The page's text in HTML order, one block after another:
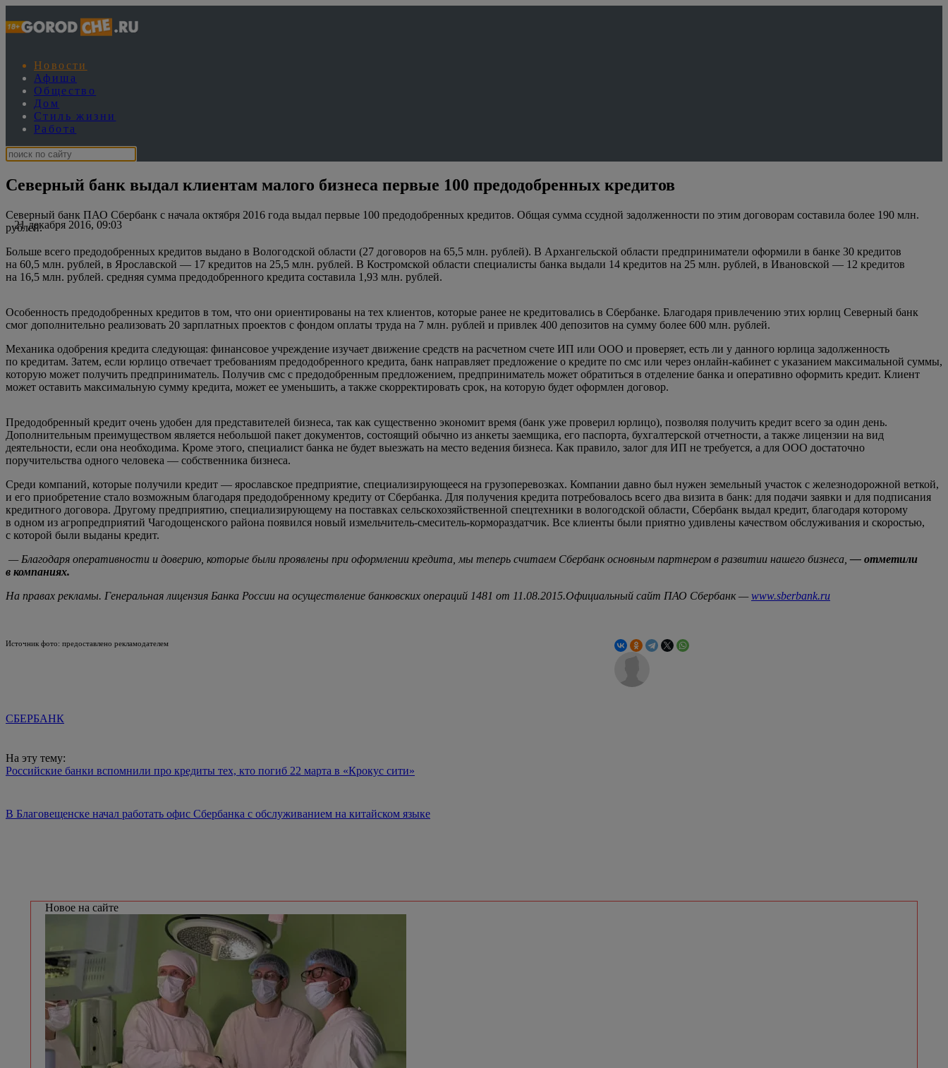
Новости
Афиша
Общество
Дом
Стиль жизни
Работа
Северный банк выдал клиентам малого бизнеса первые 100 предодобренных кредитов
21 декабря 2016, 09:03
Северный банк ПАО Сбербанк с начала октября 2016 года выдал первые 100 предодобренных кредитов. Общая сумма ссудной задолженности по этим договорам составила более 190 млн.
рублей.
Больше всего предодобренных кредитов выдано в Вологодской области (27 договоров на 65,5 млн. рублей). В Архангельской области предприниматели оформили в банке 30 кредитов
на 60,5 млн. рублей, в Ярославской — 17 кредитов на 25,5 млн. рублей. В Костромской области специалисты банка выдали 14 кредитов на 25 млн. рублей, в Ивановской — 12 кредитов
на 16,5 млн. рублей. средняя сумма предодобренного кредита составила 1,93 млн. рублей.
Особенность предодобренных кредитов в том, что они ориентированы на тех клиентов, которые ранее не кредитовались в Сбербанке. Благодаря привлечению этих юрлиц Северный банк
смог дополнительно реализовать 20 зарплатных проектов с фондом оплаты труда на 7 млн. рублей и привлек 400 депозитов на сумму более 600 млн. рублей.
Механика одобрения кредита следующая: финансовое учреждение изучает движение средств на расчетном счете ИП или ООО и проверяет, есть ли у данного юрлица задолженность
по кредитам. Затем, если юрлицо отвечает требованиям предодобренного кредита, банк направляет предложение о кредите по смс или через онлайн-кабинет с указанием максимальной суммы,
которую может получить предприниматель. Получив смс с предодобренным предложением, предприниматель может обратиться в отделение банка и оперативно оформить кредит. Клиент
может оставить максимальную сумму кредита, может ее уменьшить, а также скорректировать срок, на которую будет оформлен договор.
Предодобренный кредит очень удобен для представителей бизнеса, так как существенно экономит время (банк уже проверил юрлицо), позволяя получить кредит всего за один день.
Дополнительным преимуществом является небольшой пакет документов, состоящий обычно из анкеты заемщика, его паспорта, бухгалтерской отчетности, а также лицензии на вид
деятельности, если она необходима. Кроме этого, специалист банка не будет выезжать на место ведения бизнеса. Как правило, залог для ИП не требуется, а для ООО достаточно
поручительства одного человека — собственника бизнеса.
Среди компаний, которые получили кредит — ярославское предприятие, специализирующееся на грузоперевозках. Компании давно был нужен земельный участок с железнодорожной веткой,
и его приобретение стало возможным благодаря предодобренному кредиту от Сбербанка. Для получения кредита потребовалось всего два визита в банк: для подачи заявки и для подписания
кредитного договора. Другому предприятию, специализирующему на поставках сельскохозяйственной спецтехники в вологодской области, Сбербанк выдал кредит, благодаря которому
в одном из агропредприятий Чагодощенского района появился новый измельчитель-смеситель-кормораздатчик. Все клиенты были приятно удивлены качеством обслуживания и скоростью,
с которой были выданы кредит.
— Благодаря оперативности и доверию, которые были проявлены при оформлении кредита, мы теперь считаем Сбербанк основным партнером в развитии нашего бизнеса,— отметили
в компаниях.
На правах рекламы. Генеральная лицензия Банка России на осуществление банковских операций 1481 от 11.08.2015.Официальный сайт ПАО Сбербанк —www.sberbank.ru
Источник фото: предоставлено рекламодателем
СБЕРБАНК
На эту тему:
Российские банки вспомнили про кредиты тех, кто погиб 22 марта в «Крокус сити»
В Благовещенске начал работать офис Сбербанка с обслуживанием на китайском языке
Новое на сайте